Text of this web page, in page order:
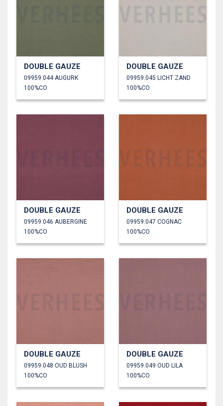
DOUBLE GAUZE
09959.044 AUGURK
100%CO
DOUBLE GAUZE
09959.045 LICHT ZAND
100%CO
DOUBLE GAUZE
09959.046 AUBERGINE
100%CO
DOUBLE GAUZE
09959.047 COGNAC
100%CO
DOUBLE GAUZE
09959.048 OUD BLUSH
100%CO
DOUBLE GAUZE
09959.049 OUD LILA
100%CO